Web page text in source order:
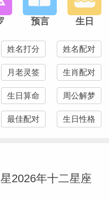
一个亲近的人，同
的问题投射到往后
我们，或是担心父
忧虑都可能会引发
密关系中，也可能
自己是依赖着这一
预言 生日
姓名打分 姓名配对
月老灵签 生肖配对
生日算命 周公解梦
最佳配对 生日性格
2026年十二星座